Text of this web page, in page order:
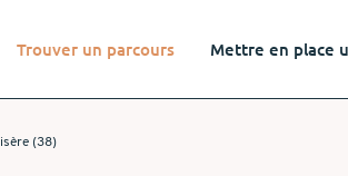
Trouver un parcours Mettre en place
isère (38)